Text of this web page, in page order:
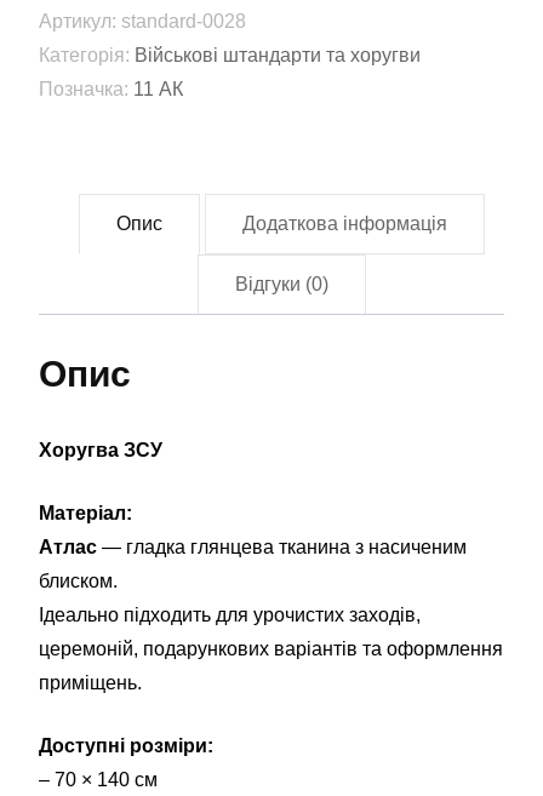
(11
АК)
(standard-
Артикул: standard-0028
Категорія: Військові штандарти та хоругви
Позначка: 11 АК
Опис Додаткова інформація
Відгуки (0)
Опис
Хоругва ЗСУ
Матеріал:
Атлас — гладка глянцева тканина з насиченим
блиском.
Ідеально підходить для урочистих заходів,
церемоній, подарункових варіантів та оформлення
приміщень.
Доступні розміри:
– 70 × 140 см